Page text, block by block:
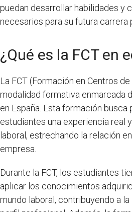
puedan desarrollar habilidades y
necesarios para su futura carrera
¿Qué es la FCT en
La FCT (Formación en Centros
modalidad formativa enmarcada
en España. Esta formación busca
estudiantes una experiencia real
laboral, estrechando la relación
empresa.
Durante la FCT, los estudiantes
aplicar los conocimientos
mundo laboral, contribuyendo a